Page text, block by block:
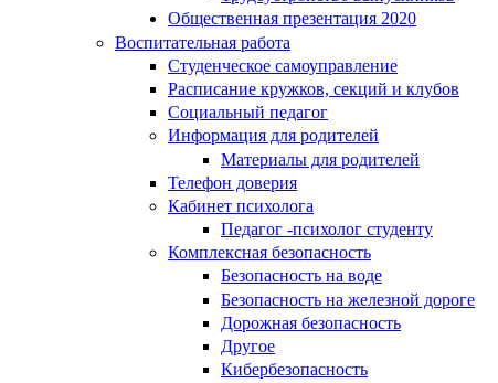
Общественная презентация 2020
Воспитательная работа
Студенческое самоуправление
Расписание кружков, секций и клубов
Социальный педагог
Информация для родителей
Материалы для родителей
Телефон доверия
Кабинет психолога
Педагог -психолог студенту
Комплексная безопасность
Безопасность на воде
Безопасность на железной дороге
Дорожная безопасность
Другое
Кибербезопасность